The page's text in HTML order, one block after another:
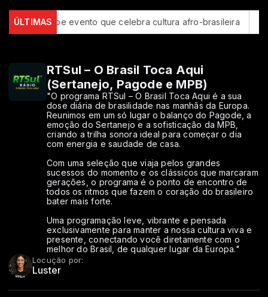
ÚLTIMAS
Luís recebe evento que celebra cultura afro-brasileira
RTSul – O Brasil Toca Aqui
(Sertanejo, Pagode e MPB)
"O programa RTSul – O Brasil Toca Aqui é a sua
dose diária de brasilidade nas manhãs da Europa.
Reunimos em um só lugar o balanço do Pagode, a
emoção do Sertanejo e a sofisticação da MPB,
criando a trilha sonora ideal para começar o dia
com energia e saudade de casa.
Com uma seleção que viaja pelos grandes
sucessos do momento e os clássicos que marcaram
gerações, o programa é o ponto de encontro de
todos os ritmos que fazem o coração do brasileiro
bater mais forte.
Uma programação leve, vibrante e pensada
exclusivamente para manter a nossa cultura viva e
presente, conectando você diretamente com o
melhor do Brasil, de qualquer lugar da Europa."
Locução por:
Luster